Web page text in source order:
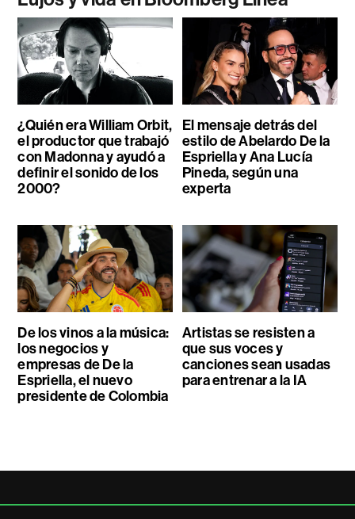
¿Quién era William Orbit,
el productor que trabajó
con Madonna y ayudó a
definir el sonido de los
2000?
El mensaje detrás del
estilo de Abelardo De la
Espriella y Ana Lucía
Pineda, según una
experta
De los vinos a la música:
los negocios y
empresas de De la
Espriella, el nuevo
presidente de Colombia
Artistas se resisten a
que sus voces y
canciones sean usadas
para entrenar a la IA